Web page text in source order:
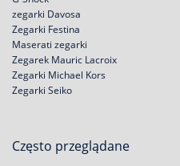
zegarki Davosa
Zegarki Festina
Maserati zegarki
Zegarek Mauric Lacroix
Zegarki Michael Kors
Zegarki Seiko
Często przeglądane